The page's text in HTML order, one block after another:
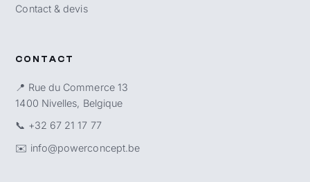
Contact & devis
CONTACT
📍 Rue du Commerce 13
1400 Nivelles, Belgique
📞 +32 67 21 17 77
✉️ info@powerconcept.be